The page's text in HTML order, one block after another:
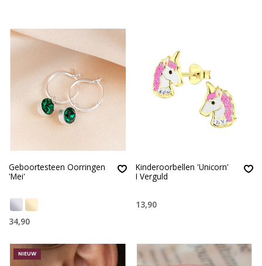
Geboortesteen Oorringen
'Mei'
34,90
Kinderoorbellen 'Unicorn'
I Verguld
13,90
NIEUW